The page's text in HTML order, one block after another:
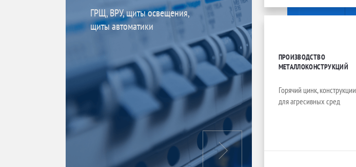
ГРЩ, ВРУ, щиты освещения,
щиты автоматики
ПРОИЗВОДСТВО
МЕТАЛЛОКОНСТРУКЦИЙ
Горячий цинк, конструкции
для агресивных сред